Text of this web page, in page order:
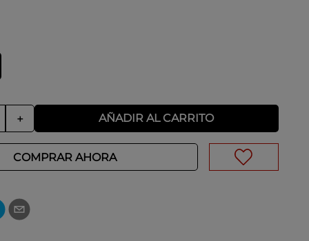
＋ AÑADIR AL CARRITO
COMPRAR AHORA